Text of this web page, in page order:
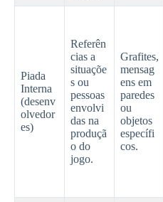
Piada
Interna
(desenv
olvedor
es)
Referên
cias a
situaçõe
s ou
pessoas
envolvi
das na
produçã
o do
jogo.
Grafites,
mensag
ens em
paredes
ou
objetos
específi
cos.